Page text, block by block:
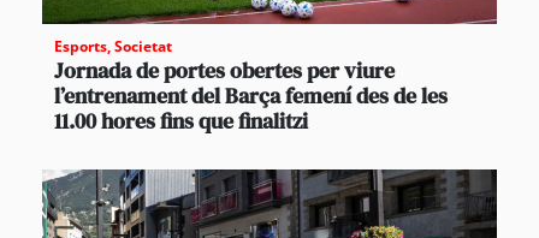
Esports,Societat
Jornada de portes obertes per viure
l’entrenament del Barça femení des de les
11.00 hores fins que finalitzi